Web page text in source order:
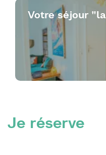
Votre séjour
Je réserve